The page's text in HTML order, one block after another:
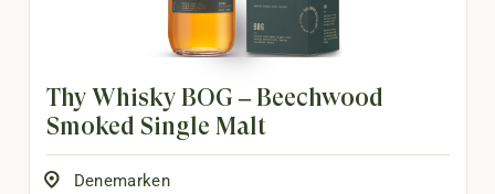
Thy Whisky BØG – Beechwood
Smoked Single Malt
Denemarken